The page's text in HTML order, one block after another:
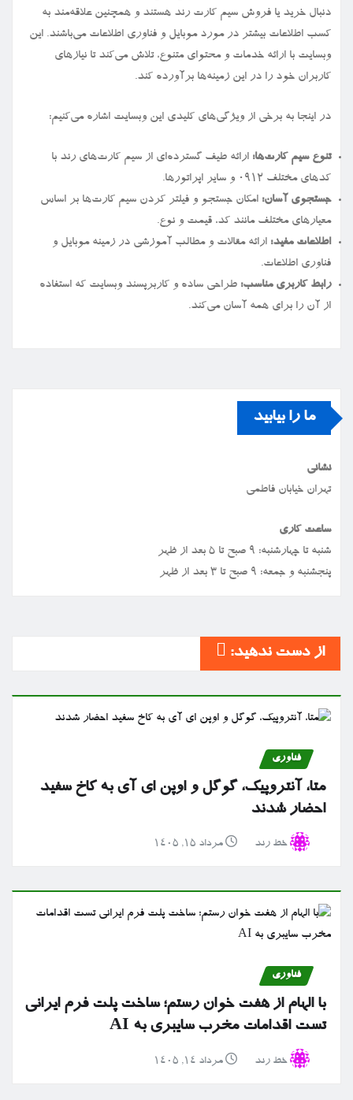
دنبال خرید یا فروش سیم کارت رند هستند و همچنین علاقه‌مند به
کسب اطلاعات بیشتر در مورد موبایل و فناوری اطلاعات می‌باشند. این
وبسایت با ارائه خدمات و محتوای متنوع، تلاش می‌کند تا نیازهای
کاربران خود را در این زمینه‌ها برآورده کند.
در اینجا به برخی از ویژگی‌های کلیدی این وبسایت اشاره می‌کنیم:
تنوع سیم کارت‌ها: ارائه طیف گسترده‌ای از سیم کارت‌های رند با
کدهای مختلف ۰۹۱۲ و سایر اپراتورها.
جستجوی آسان: امکان جستجو و فیلتر کردن سیم کارت‌ها بر اساس
معیارهای مختلف مانند کد، قیمت و نوع.
اطلاعات مفید: ارائه مقالات و مطالب آموزشی در زمینه موبایل و
فناوری اطلاعات.
رابط کاربری مناسب: طراحی ساده و کاربرپسند وبسایت که استفاده
از آن را برای همه آسان می‌کند.
ما را بیابید
نشانی
تهران خیابان فاطمی
ساعت کاری
شنبه تا چهارشنبه: ۹ صبح تا ۵ بعد از ظهر
پنجشنبه و جمعه: ۹ صبح تا ۳ بعد از ظهر
از دست ندهید:
فناوری
متا، آنتروپیک، گوگل و اوپن ای آی به کاخ سفید
احضار شدند
خط رند مرداد ۱۵, ۱۴۰۵
فناوری
با الهام از هفت خوان رستم؛ ساخت پلت فرم ایرانی
تست اقدامات مخرب سایبری به AI
خط رند مرداد ۱۴, ۱۴۰۵